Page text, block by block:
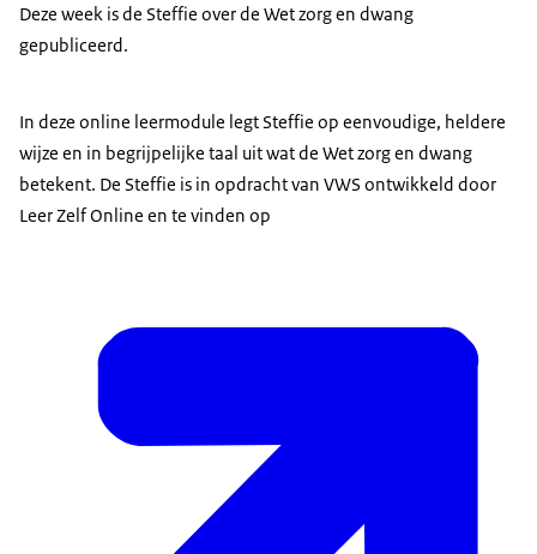
Deze week is de Steffie over de Wet zorg en dwang
gepubliceerd.
In deze online leermodule legt Steffie op eenvoudige, heldere
wijze en in begrijpelijke taal uit wat de Wet zorg en dwang
betekent. De Steffie is in opdracht van VWS ontwikkeld door
Leer Zelf Online en te vinden op